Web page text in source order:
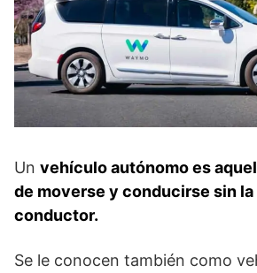
Un vehículo autónomo es
de moverse y conducirse sin
conductor.
Se le conocen también como